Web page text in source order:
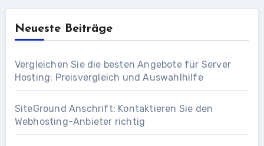
Neueste Beiträge
Vergleichen Sie die besten Angebote für Server
Hosting: Preisvergleich und Auswahlhilfe
SiteGround Anschrift: Kontaktieren Sie den
Webhosting-Anbieter richtig